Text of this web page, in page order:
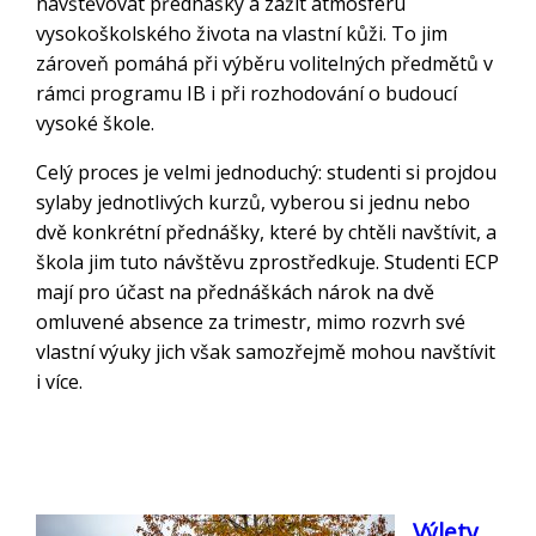
vysokoškolského života na vlastní kůži. To jim
zároveň pomáhá při výběru volitelných předmětů v
rámci programu IB i při rozhodování o budoucí
vysoké škole.
Celý proces je velmi jednoduchý: studenti si projdou
sylaby jednotlivých kurzů, vyberou si jednu nebo
dvě konkrétní přednášky, které by chtěli navštívit, a
škola jim tuto návštěvu zprostředkuje. Studenti ECP
mají pro účast na přednáškách nárok na dvě
omluvené absence za trimestr, mimo rozvrh své
vlastní výuky jich však samozřejmě mohou navštívit
i více.